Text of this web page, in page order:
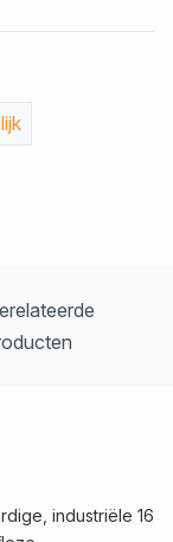
industriële 16